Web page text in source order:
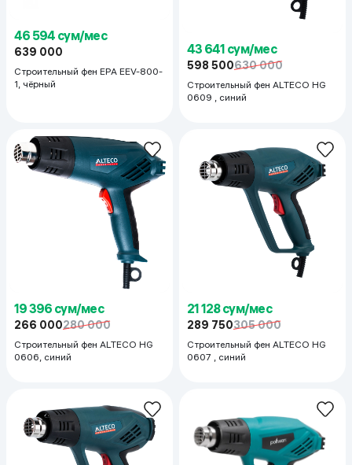
46 594 сум/мес
639 000
Строительный фен EPA EEV-800-
1, чёрный
43 641 сум/мес
598 500630 000
Строительный фен ALTECO HG
0609 , синий
19 396 сум/мес
266 000280 000
Строительный фен ALTECO HG
0606, синий
21 128 сум/мес
289 750305 000
Строительный фен ALTECO HG
0607 , синий